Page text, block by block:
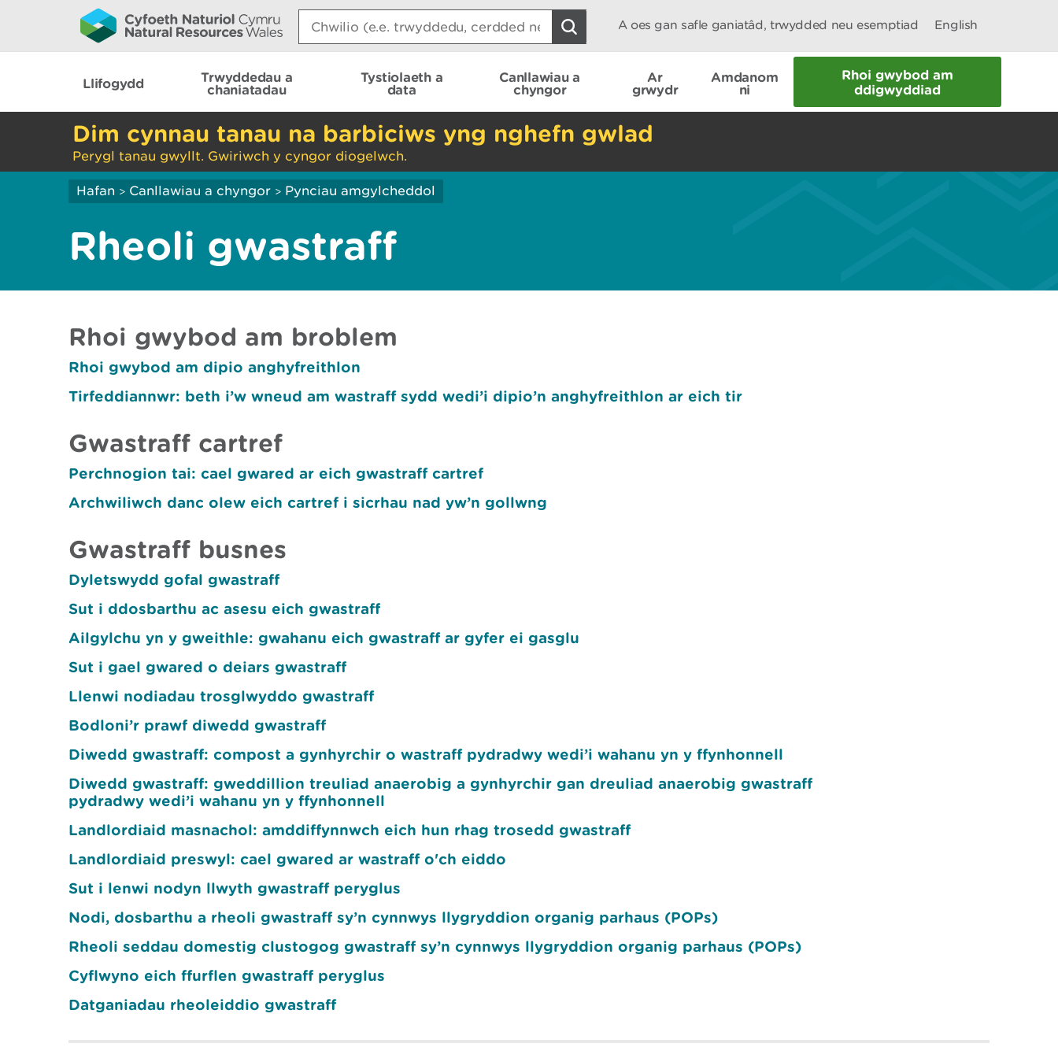
Search:
A oes gan safle ganiatâd, trwydded neu esemptiad English
Llifogydd
Trwyddedau a
chaniatadau
Tystiolaeth a
data
Canllawiau a
chyngor
Ar
grwydr
Amdanom
ni
Rhoi gwybod am
ddigwyddiad
Dim cynnau tanau na barbiciws yng nghefn gwlad
Perygl tanau gwyllt. Gwiriwch y cyngor diogelwch.
Hafan > Canllawiau a chyngor > Pynciau amgylcheddol
Rheoli gwastraff
Rhoi gwybod am broblem
Rhoi gwybod am dipio anghyfreithlon
Tirfeddiannwr: beth i’w wneud am wastraff sydd wedi’i dipio’n anghyfreithlon ar eich tir
Gwastraff cartref
Perchnogion tai: cael gwared ar eich gwastraff cartref
Archwiliwch danc olew eich cartref i sicrhau nad yw’n gollwng
Gwastraff busnes
Dyletswydd gofal gwastraff
Sut i ddosbarthu ac asesu eich gwastraff
Ailgylchu yn y gweithle: gwahanu eich gwastraff ar gyfer ei gasglu
Sut i gael gwared o deiars gwastraff
Llenwi nodiadau trosglwyddo gwastraff
Bodloni’r prawf diwedd gwastraff
Diwedd gwastraff: compost a gynhyrchir o wastraff pydradwy wedi’i wahanu yn y ffynhonnell
Diwedd gwastraff: gweddillion treuliad anaerobig a gynhyrchir gan dreuliad anaerobig gwastraff
pydradwy wedi’i wahanu yn y ffynhonnell
Landlordiaid masnachol: amddiffynnwch eich hun rhag trosedd gwastraff
Landlordiaid preswyl: cael gwared ar wastraff o'ch eiddo
Sut i lenwi nodyn llwyth gwastraff peryglus
Nodi, dosbarthu a rheoli gwastraff sy’n cynnwys llygryddion organig parhaus (POPs)
Rheoli seddau domestig clustogog gwastraff sy’n cynnwys llygryddion organig parhaus (POPs)
Cyflwyno eich ffurflen gwastraff peryglus
Datganiadau rheoleiddio gwastraff